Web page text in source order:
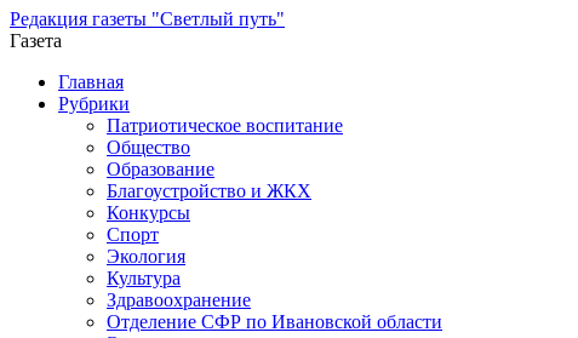
Редакция газеты "Светлый путь"
Газета
Промотать
содержимому
Главная
Рубрики
Патриотическое воспитание
Общество
Образование
Благоустройство и ЖКХ
Конкурсы
Спорт
Экология
Культура
Здравоохранение
Отделение СФР по Ивановской области